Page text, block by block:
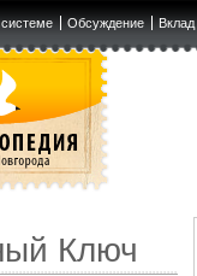
Обсуждение Вклад
Ключ